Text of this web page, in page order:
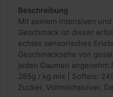
Beschreibung
Mit seinem intensiven
Geschmack ist dieser
echtes sensorisches
Geschmacksehe von
jeden Gaumen
285g / kg mix | Softeis:
Zucker, Vollmilchpulver,